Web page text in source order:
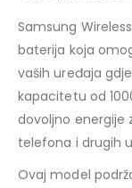
Samsung
baterija koja
vaših uređaja
kapacitetu od
dovoljno energije
telefona i drugih
Ovaj model